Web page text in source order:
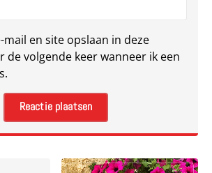
mail en site opslaan in deze
de volgende keer wanneer ik een